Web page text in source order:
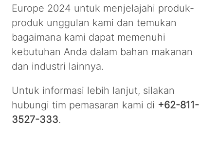
Europe 2024 untuk menjelajahi produk-
produk unggulan kami dan temukan
bagaimana kami dapat memenuhi
kebutuhan Anda dalam bahan makanan
dan industri lainnya.
Untuk informasi lebih lanjut, silakan
hubungi tim pemasaran kami di +62-811-
3527-333.